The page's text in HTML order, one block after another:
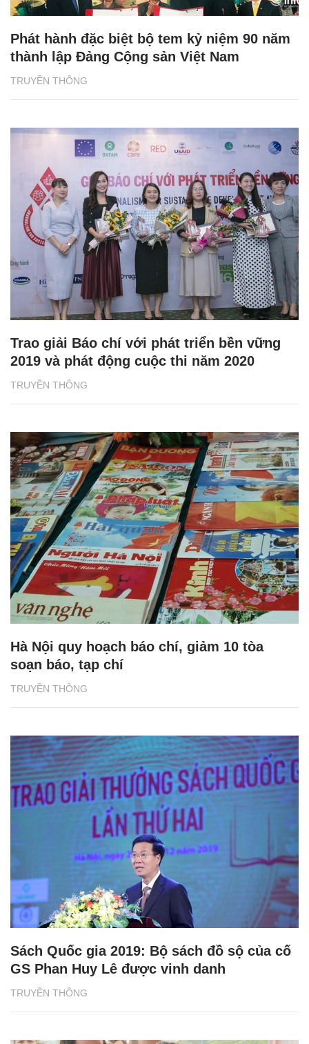
TRUYỀN THÔNG
Phát hành đặc biệt bộ tem kỷ niệm 90 năm
thành lập Đảng Cộng sản Việt Nam
TRUYỀN THÔNG
Trao giải Báo chí với phát triển bền vững
2019 và phát động cuộc thi năm 2020
TRUYỀN THÔNG
Hà Nội quy hoạch báo chí, giảm 10 tòa
soạn báo, tạp chí
TRUYỀN THÔNG
Sách Quốc gia 2019: Bộ sách đồ sộ của cố
GS Phan Huy Lê được vinh danh